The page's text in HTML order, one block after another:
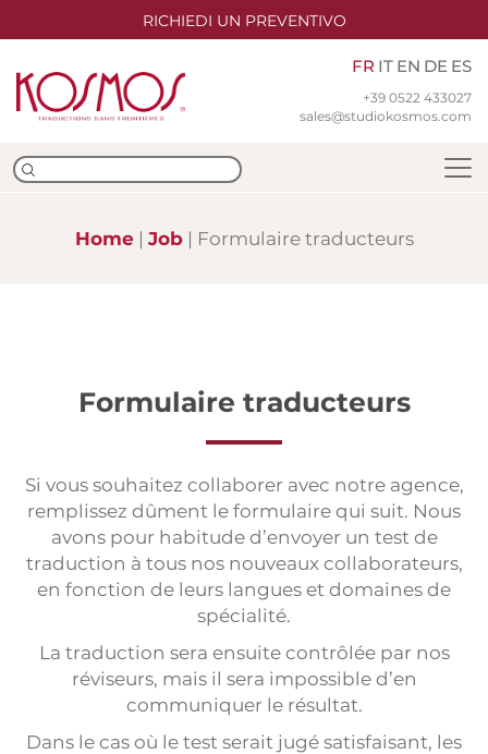
RICHIEDI UN PREVENTIVO
+39 0522 433027
sales@studiokosmos.com
FR IT EN DE ES
Interprétation
Interprétation à distance
Sous-titrage
Sites web multilingues
Édition multilingue
Service de presse
Home Job Formulaire traducteurs
Formulaire traducteurs
Si vous souhaitez collaborer avec notre agence,
remplissez dûment le formulaire qui suit. Nous
avons pour habitude d’envoyer un test de
traduction à tous nos nouveaux collaborateurs,
en fonction de leurs langues et domaines de
spécialité.
La traduction sera ensuite contrôlée par nos
réviseurs, mais il sera impossible d’en
communiquer le résultat.
Dans le cas où le test serait jugé satisfaisant, les